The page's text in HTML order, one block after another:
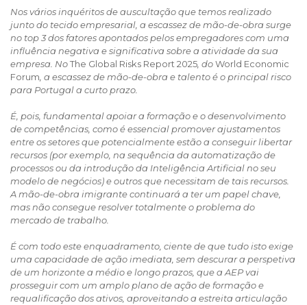
Nos vários inquéritos de auscultação que temos realizado
junto do tecido empresarial, a escassez de mão-de-obra surge
no top 3 dos fatores apontados pelos empregadores com uma
influência negativa e significativa sobre a atividade da sua
empresa. NoThe Global Risks Report 2025 , doWorld Economic
Forum , a escassez de mão-de-obra e talento é o principal risco
para Portugal a curto prazo.
É, pois, fundamental apoiar a formação e o desenvolvimento
de competências, como é essencial promover ajustamentos
entre os setores que potencialmente estão a conseguir libertar
recursos (por exemplo, na sequência da automatização de
processos ou da introdução da Inteligência Artificial no seu
modelo de negócios) e outros que necessitam de tais recursos.
A mão-de-obra imigrante continuará a ter um papel chave,
mas não consegue resolver totalmente o problema do
mercado de trabalho.
É com todo este enquadramento, ciente de que tudo isto exige
uma capacidade de ação imediata, sem descurar a perspetiva
de um horizonte a médio e longo prazos, que a AEP vai
prosseguir com um amplo plano de ação de formação e
requalificação dos ativos, aproveitando a estreita articulação